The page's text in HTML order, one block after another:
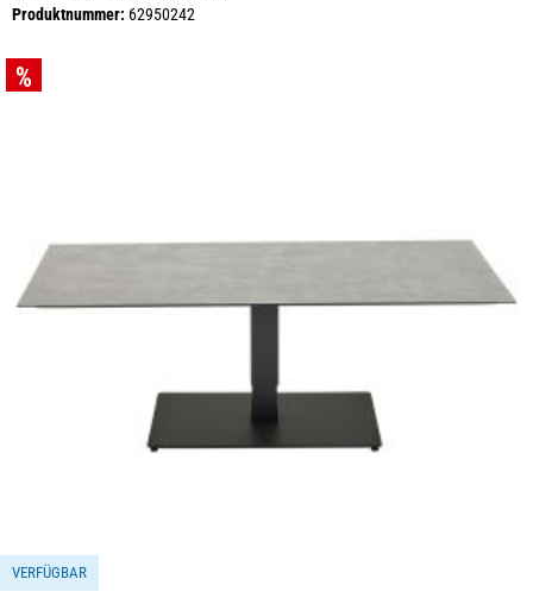
Produktnummer: 62950242
Bildergalerie überspringen
VERFÜGBAR